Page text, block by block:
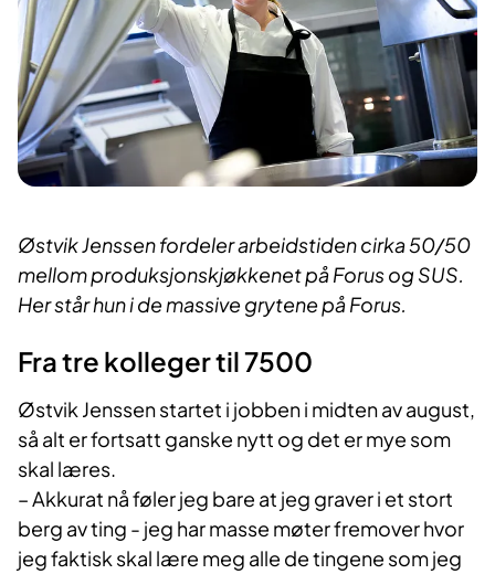
Østvik Jenssen fordeler arbeidstiden cirka 50/50
mellom produksjonskjøkkenet på Forus og SUS.
Her står hun i de massive grytene på Forus.
Fra tre kolleger til 7500
Østvik Jenssen startet i jobben i midten av august,
så alt er fortsatt ganske nytt og det er mye som
skal læres.
– Akkurat nå føler jeg bare at jeg graver i et stort
berg av ting - jeg har masse møter fremover hvor
jeg faktisk skal lære meg alle de tingene som jeg